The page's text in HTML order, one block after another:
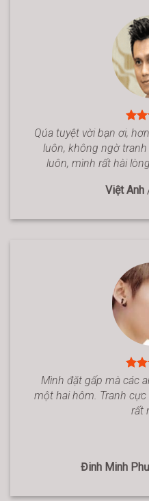
Qúa tuyệt vời bạn ơi,
luôn, không ngờ
luôn, mình rất hài
Việt Anh
Mình đặt gấp mà các
một hai hôm. Tranh
rất
Đinh Minh